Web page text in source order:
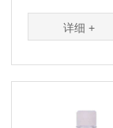
蛋白转印时间。
TRANS 快速多
快缩短到 5 min
的转印缓冲液
详细 +